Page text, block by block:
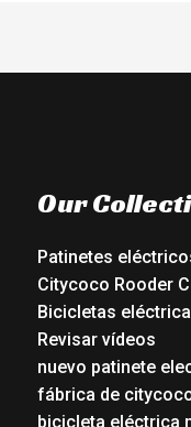
Our
Patinetes
Citycoco Rooder
Bicicletas
Revisar vídeos
nuevo patinete
fábrica de
bicicleta eléctrica